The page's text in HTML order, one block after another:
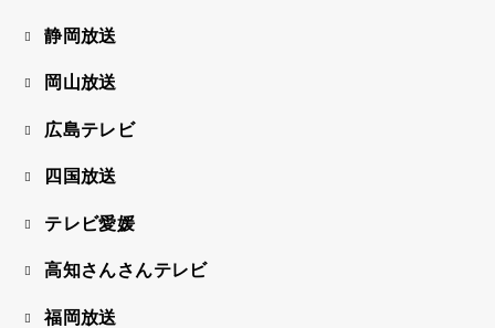
静岡放送
岡山放送
広島テレビ
四国放送
テレビ愛媛
高知さんさんテレビ
福岡放送